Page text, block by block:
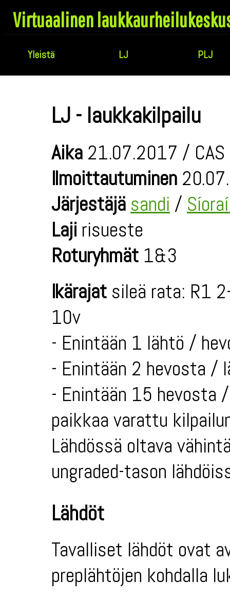
Virtuaalinen
Yleistä LJ PLJ
LJ - laukkakilpailu
Aika 21.07.2017 /
Ilmoittautuminen
Järjestäjä sandi /
Laji risueste
Roturyhmät 1&3
Ikärajat sileä rata: R1
10v
- Enintään 1 lähtö /
- Enintään 2 hevosta /
- Enintään 15 hevosta
paikkaa varattu
Lähdössä oltava
ungraded-tason
Lähdöt
Tavalliset lähdöt ovat
preplähtöjen kohdalla